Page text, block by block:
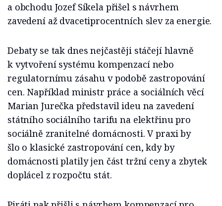
a obchodu Jozef Síkela přišel s návrhem
zavedení až dvacetiprocentních slev za energie.
Debaty se tak dnes nejčastěji stáčejí hlavně
k vytvoření systému kompenzací nebo
regulatornímu zásahu v podobě zastropování
cen. Například ministr práce a sociálních věcí
Marian Jurečka představil ideu na zavedení
státního sociálního tarifu na elektřinu pro
sociálně zranitelné domácnosti. V praxi by
šlo o klasické zastropování cen, kdy by
domácnosti platily jen část tržní ceny a zbytek
doplácel z rozpočtu stát.